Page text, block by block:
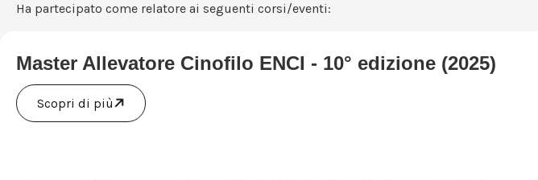
Ha partecipato come relatore ai seguenti corsi/eventi:
Master Allevatore Cinofilo ENCI - 10° edizione (2025)
Scopri di più